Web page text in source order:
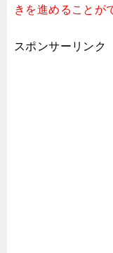
きを進めることが
スポンサーリンク